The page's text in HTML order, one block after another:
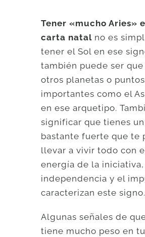
Tener «mucho Aries»
carta natal no es
tener el Sol en ese
también puede ser
otros planetas o puntos
importantes como el
en ese arquetipo.
significar que tienes
bastante fuerte que te
llevar a vivir todo con
energía de la
independencia y el
caracterizan este signo.
Algunas señales de
tiene mucho peso en